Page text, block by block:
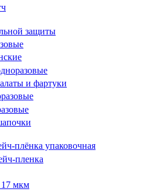
защиты
и фартуки
плёнка упаковочная
пленка
17 мкм